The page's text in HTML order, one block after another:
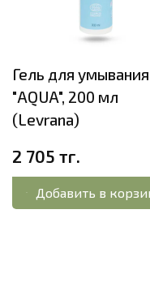
Гель для умывания
"AQUA", 200 мл
(Levrana)
2 705 тг.
Добавить в